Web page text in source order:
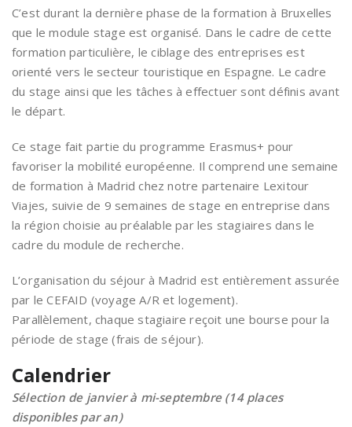
C’est durant la dernière phase de la formation à Bruxelles
que le module stage est organisé. Dans le cadre de cette
formation particulière, le ciblage des entreprises est
orienté vers le secteur touristique en Espagne. Le cadre
du stage ainsi que les tâches à effectuer sont définis avant
le départ.
Ce stage fait partie du programme Erasmus+ pour
favoriser la mobilité européenne. Il comprend une semaine
de formation à Madrid chez notre partenaire Lexitour
Viajes, suivie de 9 semaines de stage en entreprise dans
la région choisie au préalable par les stagiaires dans le
cadre du module de recherche.
L’organisation du séjour à Madrid est entièrement assurée
par le CEFAID (voyage A/R et logement).
Parallèlement, chaque stagiaire reçoit une bourse pour la
période de stage (frais de séjour).
Calendrier
Sélection de janvier à mi-septembre (14 places
disponibles par an)